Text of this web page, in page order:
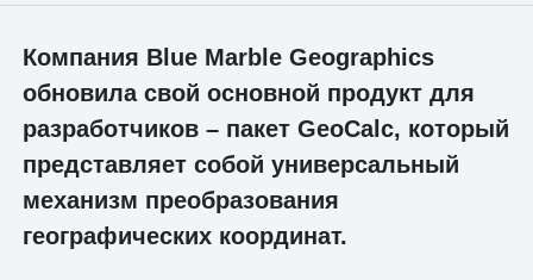
Компания Blue Marble Geographics
обновила свой основной продукт для
разработчиков – пакет GeoCalc, который
представляет собой универсальный
механизм преобразования
географических координат.